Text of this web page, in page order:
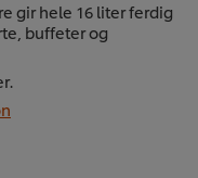
gir hele 16 liter ferdig
buffeter og